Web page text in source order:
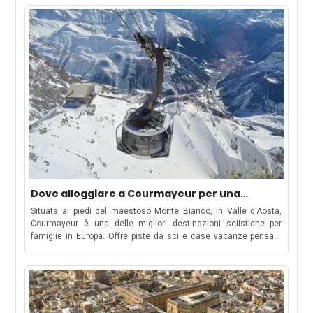
Dove alloggiare a Courmayeur per una
vacanza sulla neve in famiglia
Situata ai piedi del maestoso Monte Bianco, in Valle d'Aosta,
Courmayeur è una delle migliori destinazioni sciistiche per
famiglie in Europa. Offre piste da sci e case vacanze pensate
pista e un'attenzione particolare ai bambini, Courmayeur è la
meta ideale sia per le famiglie che per gli appassionati di sport
invernali. Ammira il panorama dalla Skyway Monte Bianco da